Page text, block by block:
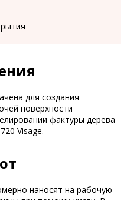
для создания
поверхности
фактуры дерева
Visage.
наносят на рабочую